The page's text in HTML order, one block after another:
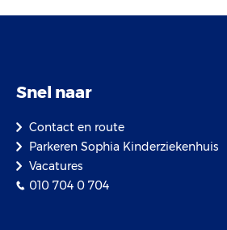
Snel naar
Contact en route
Parkeren Sophia Kinderziekenhuis
Vacatures
010 704 0 704